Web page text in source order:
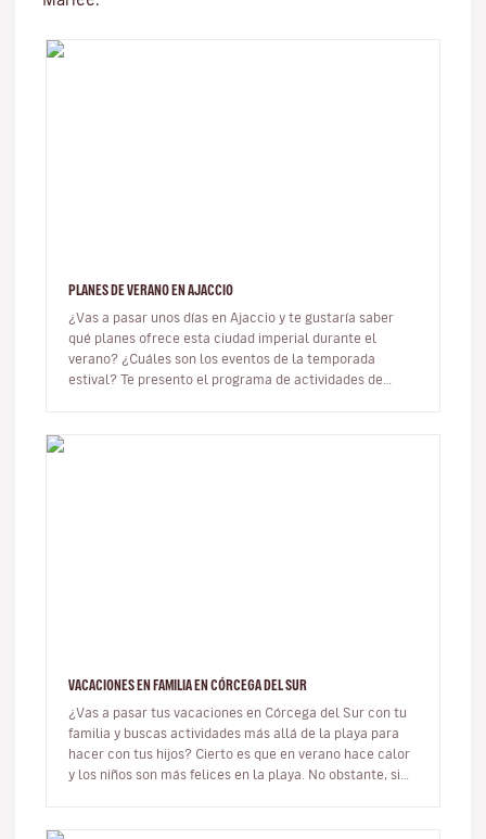
PLANES DE VERANO EN AJACCIO
¿Vas a pasar unos días en Ajaccio y te gustaría saber
qué planes ofrece esta ciudad imperial durante el
verano? ¿Cuáles son los eventos de la temporada
estival? Te presento el programa de actividades de
VACACIONES EN FAMILIA EN CÓRCEGA DEL SUR
¿Vas a pasar tus vacaciones en Córcega del Sur con tu
familia y buscas actividades más allá de la playa para
hacer con tus hijos? Cierto es que en verano hace calor
y los niños son más felices en la playa. No obstante, si